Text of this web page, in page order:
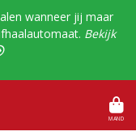
wanneer jij maar
Bekijk
MAND